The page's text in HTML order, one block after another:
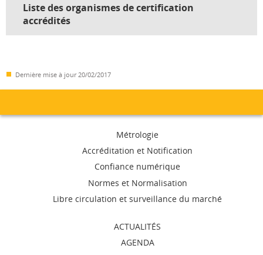
Liste des organismes de certification
accrédités
Dernière mise à jour20/02/2017
navigation
Métrologie
Accréditation et Notification
Confiance numérique
Normes et Normalisation
Libre circulation et surveillance du marché
ACTUALITÉS
AGENDA